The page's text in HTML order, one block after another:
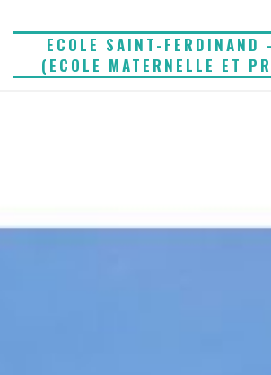
content
ECOLE SAINT-FERDINAND
(ECOLE MATERNELLE ET